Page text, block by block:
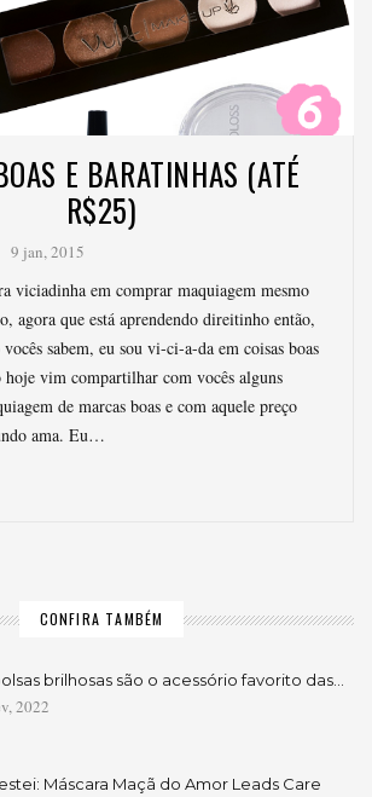
E BARATINHAS (ATÉ
R$25)
9 jan, 2015
viciadinha em comprar maquiagem mesmo
agora que está aprendendo direitinho então,
sabem, eu sou vi-ci-a-da em coisas boas
hoje vim compartilhar com vocês alguns
de marcas boas e com aquele preço
ama. Eu…
CONFIRA TAMBÉM
brilhosas são o acessório favorito das…
2022
Máscara Maçã do Amor Leads Care